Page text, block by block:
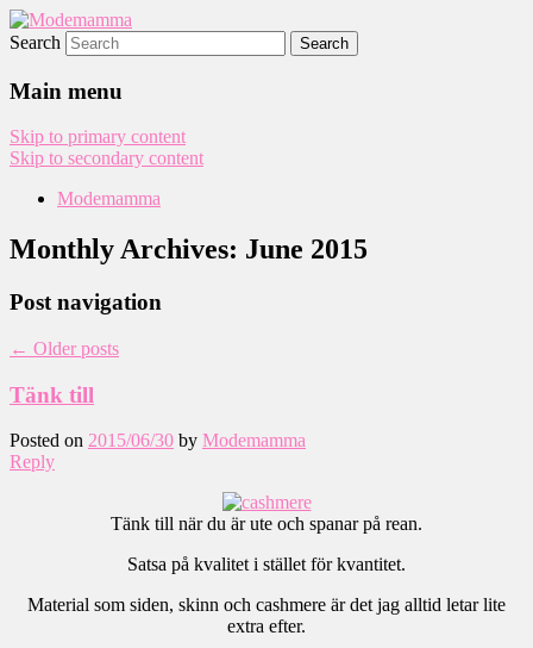
Modemamma
Search
Main menu
Skip to primary content
Skip to secondary content
Modemamma
Monthly Archives: June 2015
Post navigation
← Older posts
Tänk till
Posted on 2015/06/30 by Modemamma
Reply
Tänk till när du är ute och spanar på rean.
Satsa på kvalitet i stället för kvantitet.
Material som siden, skinn och cashmere är det jag alltid letar lite
extra efter.